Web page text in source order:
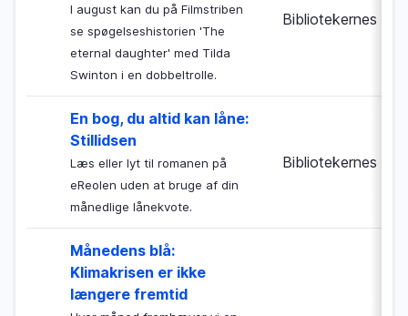
I august kan du på Filmstriben
se spøgelseshistorien 'The
eternal daughter' med Tilda
Swinton i en dobbeltrolle.
Bibliotekernes
En bog, du altid kan låne:
Stillidsen
Læs eller lyt til romanen på
eReolen uden at bruge af din
månedlige lånekvote.
Bibliotekernes
Månedens blå:
Klimakrisen er ikke
længere fremtid